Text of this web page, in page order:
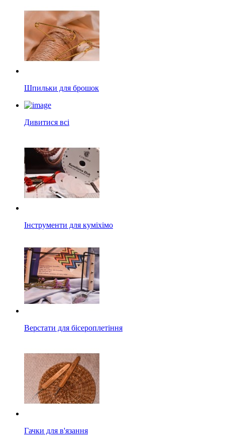
Шпильки для брошок
Дивитися всі
Інструменти для куміхімо
Верстати для бісероплетіння
Гачки для в'язання